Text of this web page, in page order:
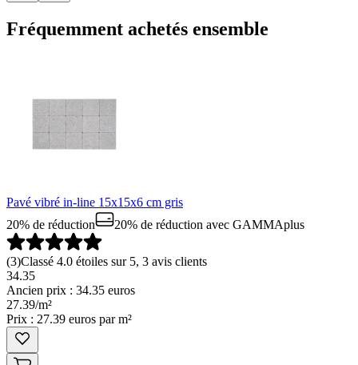
Fréquemment achetés ensemble
Pavé vibré in-line 15x15x6 cm gris
20% de réduction
20% de réduction avec GAMMAplus
(3)Classé 4.0 étoiles sur 5, 3 avis clients
34.35
Ancien prix : 34.35 euros
27.39/m²
Prix : 27.39 euros par m²